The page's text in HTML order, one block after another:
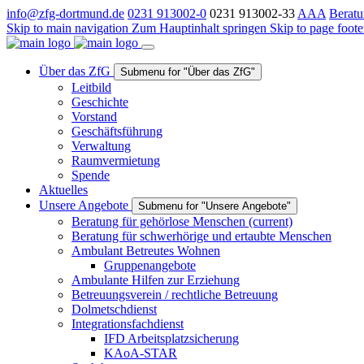
info@zfg-dortmund.de 0231 913002-0 0231 913002-33 AAA
Skip to main navigation Zum Hauptinhalt springen Skip to page
Über das ZfG Submenu for "Über das ZfG"
Leitbild
Geschichte
Vorstand
Geschäftsführung
Verwaltung
Raumvermietung
Spende
Aktuelles
Unsere Angebote
Submenu for "Unsere Angebote"
Beratung für gehörlose Menschen (current)
Beratung für schwerhörige und ertaubte Menschen
Ambulant Betreutes Wohnen
Gruppenangebote
Ambulante Hilfen zur Erziehung
Betreuungsverein / rechtliche Betreuung
Dolmetschdienst
Integrationsfachdienst
IFD Arbeitsplatzsicherung
KAoA-STAR